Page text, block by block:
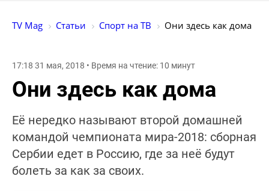
TV Mag Статьи Спорт на ТВ Они здесь как дома
17:18 31 мая, 2018 • Время на чтение: 10 минут
Они здесь как дома
Её нередко называют второй домашней
командой чемпионата мира-2018: сборная
Сербии едет в Россию, где за неё будут
болеть за как за своих.